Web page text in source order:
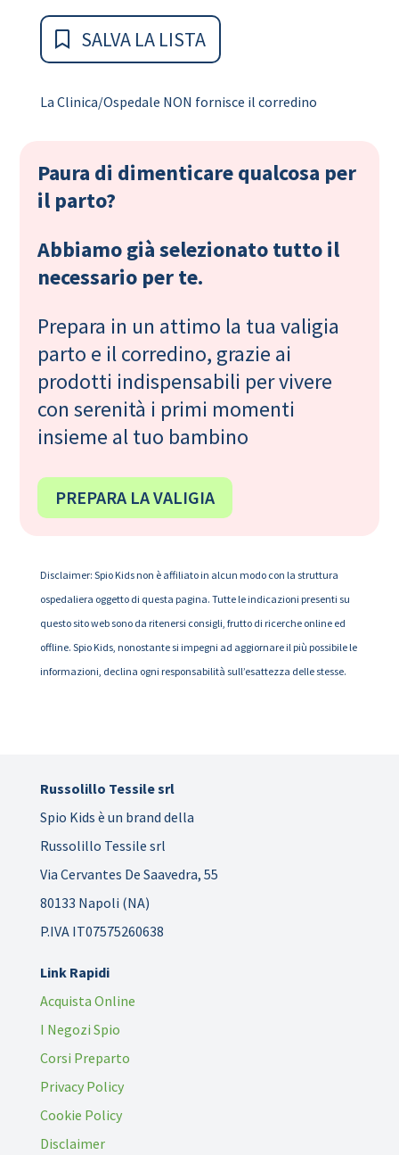
SALVA LA LISTA
La Clinica/Ospedale NON fornisce il corredino
Paura di dimenticare qualcosa per
il parto?
Abbiamo già selezionato tutto il
necessario per te.
Prepara in un attimo la tua valigia
parto e il corredino, grazie ai
prodotti indispensabili per vivere
con serenità i primi momenti
insieme al tuo bambino
PREPARA LA VALIGIA
Disclaimer: Spio Kids non è affiliato in alcun modo con la struttura
ospedaliera oggetto di questa pagina. Tutte le indicazioni presenti su
questo sito web sono da ritenersi consigli, frutto di ricerche online ed
offline. Spio Kids, nonostante si impegni ad aggiornare il più possibile le
informazioni, declina ogni responsabilità sull’esattezza delle stesse.
Russolillo Tessile srl
Spio Kids è un brand della
Russolillo Tessile srl
Via Cervantes De Saavedra, 55
80133 Napoli (NA)
P.IVA IT07575260638
Link Rapidi
Acquista Online
I Negozi Spio
Corsi Preparto
Privacy Policy
Cookie Policy
Disclaimer